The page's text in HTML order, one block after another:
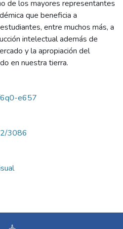
de los mayores representantes
que beneficia a
entre muchos más, a
intelectual además de
y la apropiación del
en nuestra tierra.
e657
3086